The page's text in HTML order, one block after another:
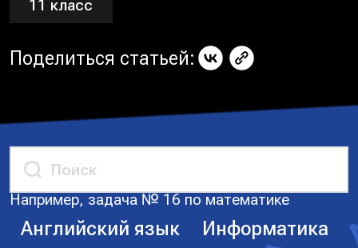
11 класс
Поделиться статьей:
Например, задача № 16 по математике
Английский язык Информатика